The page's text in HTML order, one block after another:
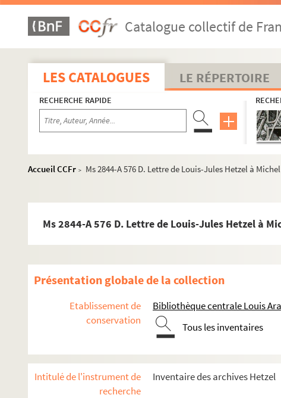
Catalogue collectif de
LES CATALOGUES LE RÉPERTOIRE
RECHERCHE RAPIDE
Accueil CCFr >
Ms 2844-A 576 D. Lettre de Louis-Jules Hetzel à
Ms 2844-A 576 D. Lettre de Louis-Jules Hetzel à
Présentation globale de la collection
Etablissement de
conservation
Bibliothèque centrale Louis
Tous les inventaires
Intitulé de l'instrument de
recherche
Inventaire des archives Hetzel
Ms 2844-A 444 bis D. Lettre autographe de Jules Verne
Ms 2844-A 499 D. Lettre autographe de Jules Verne à
Ms 2844-A 509 D. Lettre de Louis-Jules Hetzel à Jules
Ms 2844-A 511 D. Lettre de Louis-Jules Hetzel à Jules
Ms 2844-A 523 D. Lettre de Louis-Jules Hetzel à Michel
Ms 2844-A 524 D. Lettre de Louis-Jules Hetzel à Michel
Ms 2844-A546 D. Lettre de Louis-Jules Hetzel à Michel
Ms 2844A 553 D. Lettre de Louis-Jules Hetzel à Michel
Ms 2844A 558 D. Lettre de Louis-Jules Hetzel à Michel
Ms 2844-A 563 D. Lettre de Louis-Jules Hetzel à Michel
Ms 2844-A 564 D. Lettre de Louis-Jules Hetzel à Michel
Ms 2844-A 566 D. Lettre de Louis-Jules Hetzel à Michel
Ms 2844-A 567 D. Lettre de Louis-Jules Hetzel à Michel